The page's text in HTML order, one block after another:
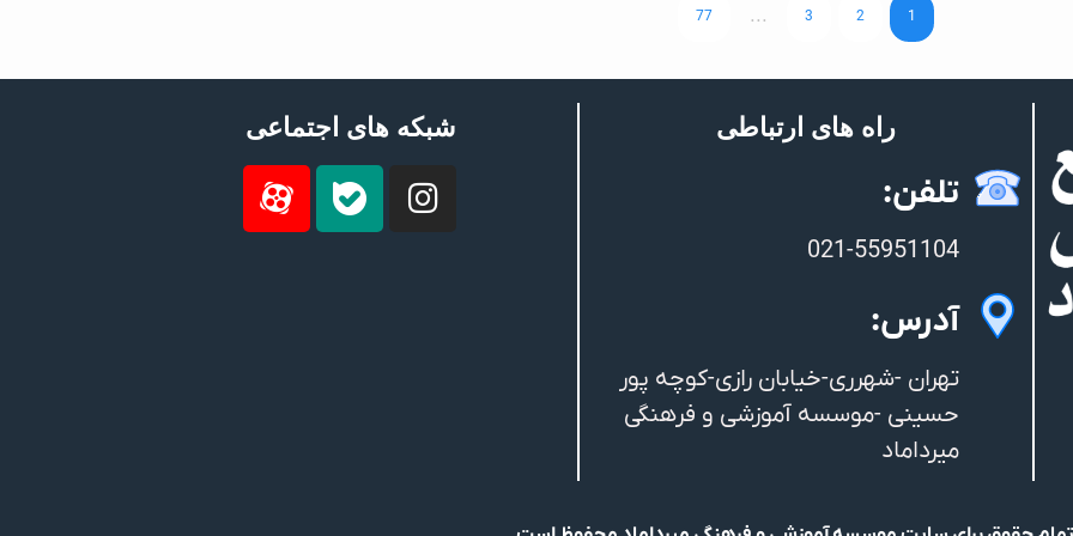
1
2
3
...
77
راه های ارتباطی
تلفن:
021-55951104
آدرس:
تهران -شهرری-خیابان رازی-کوچه پور
حسینی -موسسه آموزشی و فرهنگی
میرداماد
شبکه های اجتماعی